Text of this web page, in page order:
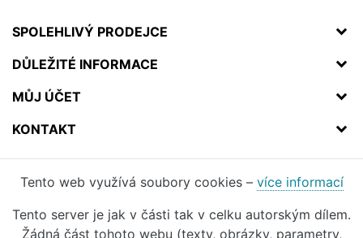
SPOLEHLIVÝ PRODEJCE
DŮLEŽITÉ INFORMACE
MŮJ ÚČET
KONTAKT
Tento web využívá soubory cookies – více informací
Tento server je jak v části tak v celku autorským dílem.
Žádná část tohoto webu (texty, obrázky, parametry,